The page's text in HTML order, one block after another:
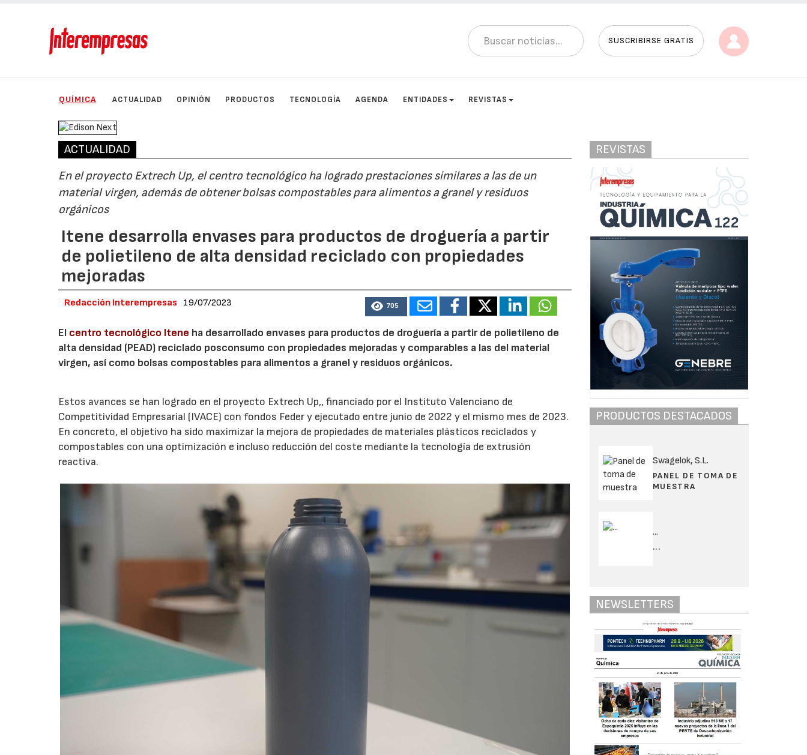
SUSCRIBIRSE GRATIS
QUÍMICA ACTUALIDAD OPINIÓN PRODUCTOS TECNOLOGÍA AGENDA ENTIDADES REVISTAS
ACTUALIDAD
En el proyecto Extrech Up, el centro tecnológico ha logrado prestaciones similares a las de un
material virgen, además de obtener bolsas compostables para alimentos a granel y residuos
orgánicos
Itene desarrolla envases para productos de droguería a partir
de polietileno de alta densidad reciclado con propiedades
mejoradas
Redacción Interempresas 19/07/2023 705
El centro tecnológico Itene ha desarrollado envases para productos de droguería a partir de polietileno de
alta densidad (PEAD) reciclado posconsumo con propiedades mejoradas y comparables a las del material
virgen, así como bolsas compostables para alimentos a granel y residuos orgánicos.
Estos avances se han logrado en el proyecto Extrech Up,, financiado por el Instituto Valenciano de
Competitividad Empresarial (IVACE) con fondos Feder y ejecutado entre junio de 2022 y el mismo mes de 2023.
En concreto, el objetivo ha sido maximizar la mejora de propiedades de materiales plásticos reciclados y
compostables con una optimización e incluso reducción del coste mediante la tecnología de extrusión
reactiva.
REVISTAS
PRODUCTOS DESTACADOS
Swagelok, S.L.
PANEL DE TOMA DE
MUESTRA
...
...
NEWSLETTERS